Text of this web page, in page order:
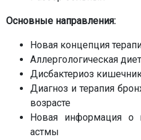
Основные направления:
Новая концепция
Аллергологическая
Дисбактериоз
Диагноз и терапия
возрасте
Новая информация о
астмы